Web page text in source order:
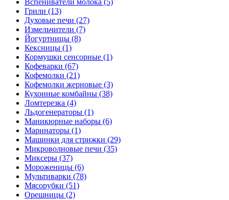
Грили (13)
Духовые печи (27)
Измельчители (7)
Йогуртницы (8)
Кексницы (1)
Кормушки сенсорные (1)
Кофеварки (67)
Кофемолки (21)
Кофемолки жерновые (3)
Кухонные комбайны (38)
Ломтерезка (4)
Льдогенераторы (1)
Маникюрные наборы (6)
Маринаторы (1)
Машинки для стрижки (29)
Микроволновые печи (35)
Миксеры (37)
Мороженицы (6)
Мультиварки (78)
Мясорубки (51)
Орешницы (2)